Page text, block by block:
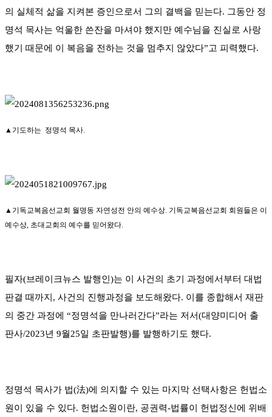
의 실체적 삶을 지켜본 증인으로서 그의 결백을 믿는다. 그동안 정
명석 목사는 억울한 쓴잔을 마셔야 했지만 예수님을 진실로 사랑
했기 때문에 이 복음을 전하는 것을 멈추지 않았다”고 피력했다.
▲기도하는 정명석 목사.
▲기독교복음선교회 월명동 자연성전 안의 예수상. 기독교복음선교회 회원들은 이
예수상, 초대교회의 예수를 믿어왔다.
필자(브레이크뉴스 발행인)는 이 사건의 초기 과정에서부터 대법
판결 때까지, 사건의 진행과정을 보도해왔다. 이를 종합해서 재판
의 중간 과정에 “정명석을 만나러간다”라는 저서(대양미디어 출
판사/2023년 9월25일 초판발행)를 발행하기도 했다.
정명석 목사가 법(法)에 의지할 수 있는 마지막 선택사항은 헌법소
원이 있을 수 있다. 헌법소원이란, 공권력-법률이 헌법정신에 위배